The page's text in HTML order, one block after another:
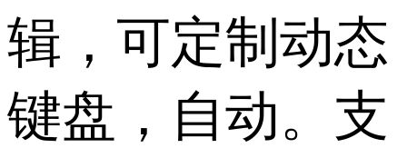
辑，可定制动态
键盘，自动。支